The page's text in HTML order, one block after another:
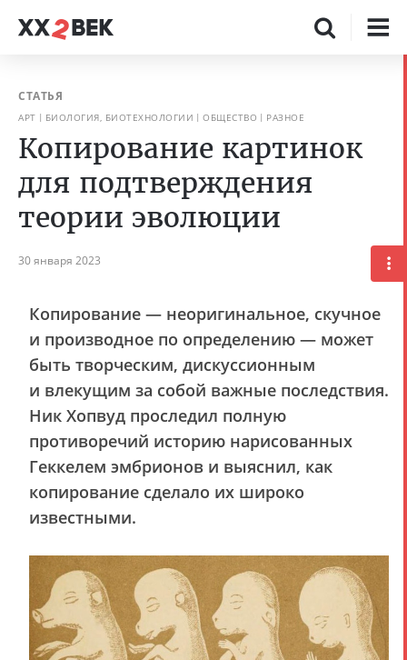
СТАТЬЯ
АРТ БИОЛОГИЯ, БИОТЕХНОЛОГИИ ОБЩЕСТВО РАЗНОЕ
Копирование картинок
для подтверждения
теории эволюции
30 января 2023
Копирование — неоригинальное, скучное
и производное по определению — может
быть творческим, дискуссионным
и влекущим за собой важные последствия.
Ник Хопвуд проследил полную
противоречий историю нарисованных
Геккелем эмбрионов и выяснил, как
копирование сделало их широко
известными.